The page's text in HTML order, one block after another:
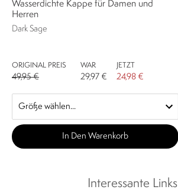
Wasserdichte Kappe für Damen und
Herren
Dark Sage
ORIGINAL PREIS
49,95 €
WAR
29,97 €
JETZT
24,98 €
In Den Warenkorb
Interessante Links